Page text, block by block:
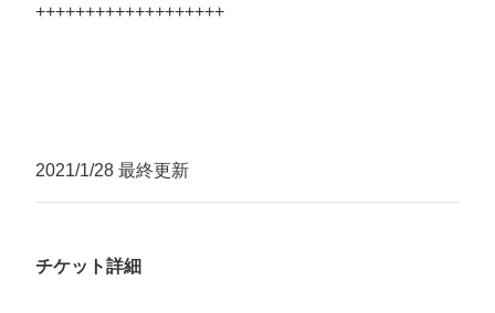
+++++++++++++++++++
2021/1/28 最終更新
チケット詳細